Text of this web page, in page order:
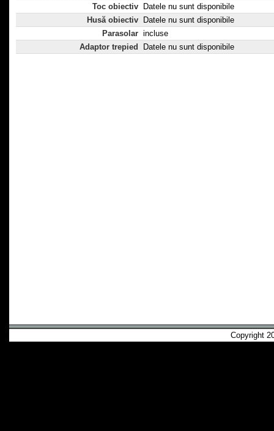
Toc obiectiv
Datele nu sunt disponibile
Husă obiectiv
Datele nu sunt disponibile
Parasolar incluse
Adaptor trepied
Datele nu sunt disponibile
Copyright